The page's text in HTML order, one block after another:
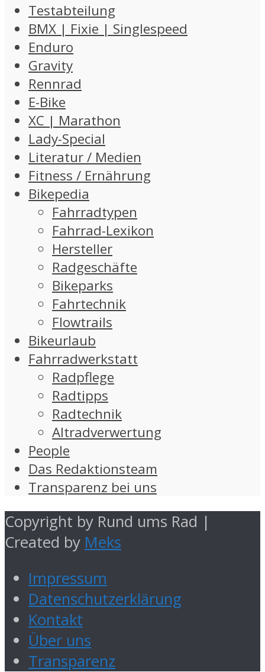
Testabteilung
BMX | Fixie | Singlespeed
Enduro
Gravity
Rennrad
E-Bike
XC | Marathon
Lady-Special
Literatur / Medien
Fitness / Ernährung
Bikepedia
Fahrradtypen
Fahrrad-Lexikon
Hersteller
Radgeschäfte
Bikeparks
Fahrtechnik
Flowtrails
Bikeurlaub
Fahrradwerkstatt
Radpflege
Radtipps
Radtechnik
Altradverwertung
People
Das Redaktionsteam
Transparenz bei uns
Copyright by Rund ums Rad |
Created by Meks
Impressum
Datenschutzerklärung
Kontakt
Über uns
Transparenz